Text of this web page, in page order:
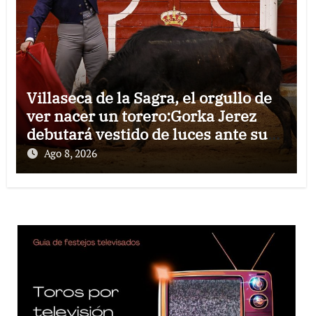
Villaseca de la Sagra, el orgullo de
ver nacer un torero:Gorka Jerez
debutará vestido de luces ante su
pueblo
Ago 8, 2026